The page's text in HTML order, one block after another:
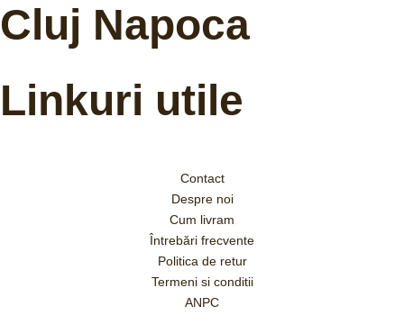
Cluj Napoca
Linkuri utile
Contact
Despre noi
Cum livram
Întrebări frecvente
Politica de retur
Termeni si conditii
ANPC